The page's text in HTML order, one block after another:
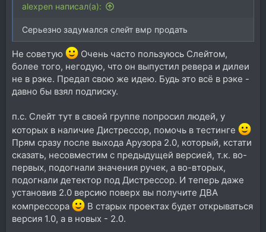
alexpen написал(а):
Серьезно задумался слейт вмр продать
Не советую
Очень часто пользуюсь Слейтом,
более того, негодую, что он выпустил ревера и дилеи
не в рэке. Предал свою же идею. Будь это всё в рэке -
давно бы взял подписку.
п.с. Слейт тут в своей группе попросил людей, у
которых в наличие Дистрессор, помочь в тестинге
Прям сразу после выхода Арузора 2.0, который, кстати
сказать, несовместим с предыдущей версией, т.к. во-
первых, подогнали значения ручек, а во-вторых,
подогнали детектор под Дистрессор. И теперь даже
установив 2.0 версию поверх вы получите ДВА
компрессора
В старых проектах будет открываться
версия 1.0, а в новых - 2.0.